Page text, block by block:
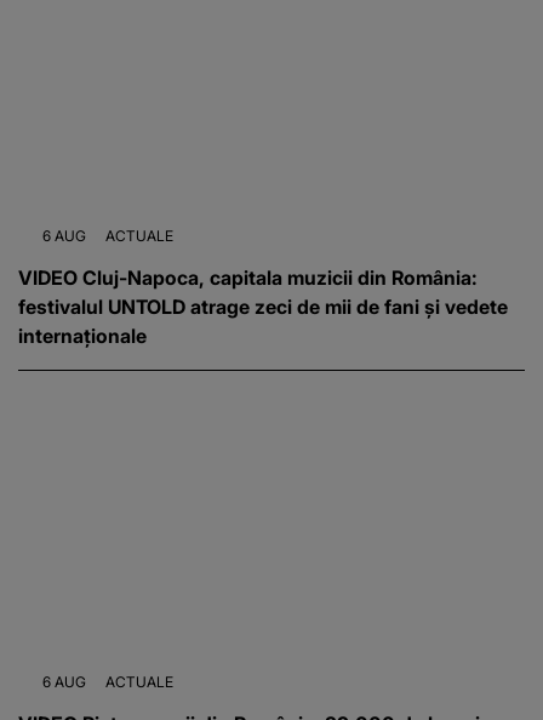
6 AUG ACTUALE
VIDEO Cluj-Napoca, capitala muzicii din România:
festivalul UNTOLD atrage zeci de mii de fani și vedete
internaționale
6 AUG ACTUALE